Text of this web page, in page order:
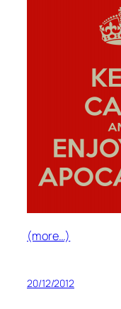
(more…)
20/12/2012